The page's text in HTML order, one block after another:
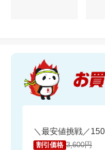
割引価格 3,600円